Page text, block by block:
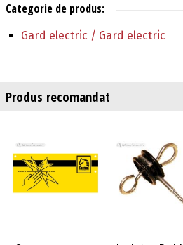
Categorie de produs:
Gard electric / Gard electric
Produs recomandat